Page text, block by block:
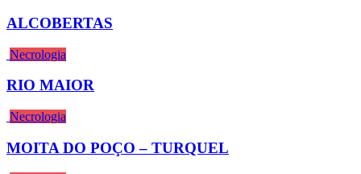
ALCOBERTAS
Necrologia
RIO MAIOR
Necrologia
MOITA DO POÇO – TURQUEL